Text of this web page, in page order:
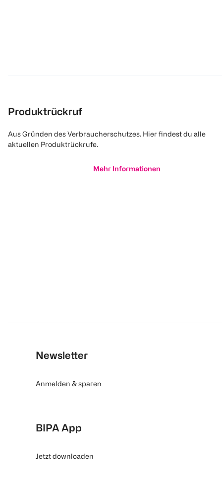
Produktrückruf
Aus Gründen des Verbraucherschutzes. Hier findest du alle
aktuellen Produktrückrufe.
Mehr Informationen
Newsletter
Anmelden & sparen
BIPA App
Jetzt downloaden